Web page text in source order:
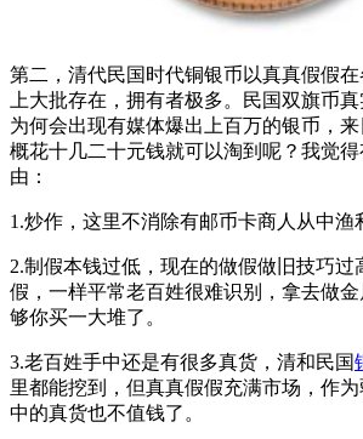
第二，清代民国时代铜银币以真真假假
上大批存在，拥有者极多。民国双旗币
为何会出现有媒体爆出上百万的银币，
概花十几二十元钱就可以淘到呢？我觉
由：
1.炒作，这里不消除有邮币卡商人从中渔
2.制假本钱过低，现在的做假做旧技巧过
假，一样平常老百姓很难识别，拿去做金
够你买一大堆了。
3.老百姓手中还是有很多真货，清和民国
里都能挖到，但真真假假充满市场，作
中的真货也不值钱了。